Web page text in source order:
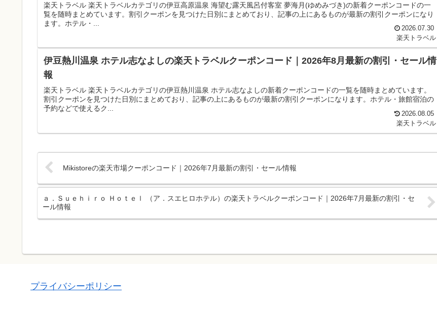
楽天トラベル 楽天トラベルカテゴリの伊豆高原温泉 海望む露天風呂付客室 夢海月(ゆめみづき)の新着クーポンコードの一
覧を随時まとめています。割引クーポンを見つけた日別にまとめており、記事の上にあるものが最新の割引クーポンになり
ます。ホテル・...
2026.07.30
楽天トラベル
伊豆熱川温泉 ホテル志なよしの楽天トラベルクーポンコード｜2026年8月最新の割引・セール情
報
楽天トラベル 楽天トラベルカテゴリの伊豆熱川温泉 ホテル志なよしの新着クーポンコードの一覧を随時まとめています。
割引クーポンを見つけた日別にまとめており、記事の上にあるものが最新の割引クーポンになります。ホテル・旅館宿泊の
予約などで使えるク...
2026.08.05
楽天トラベル
Mikistoreの楽天市場クーポンコード｜2026年7月最新の割引・セール情報
ａ．Ｓｕｅｈｉｒｏ Ｈｏｔｅｌ （ア．スエヒロホテル）の楽天トラベルクーポンコード｜2026年7月最新の割引・セ
ール情報
プライバシーポリシー